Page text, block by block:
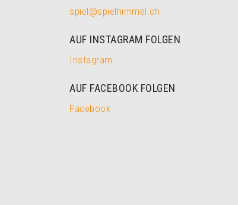
spiel@spielhimmel.ch
AUF INSTAGRAM FOLGEN
Instagram
AUF FACEBOOK FOLGEN
Facebook